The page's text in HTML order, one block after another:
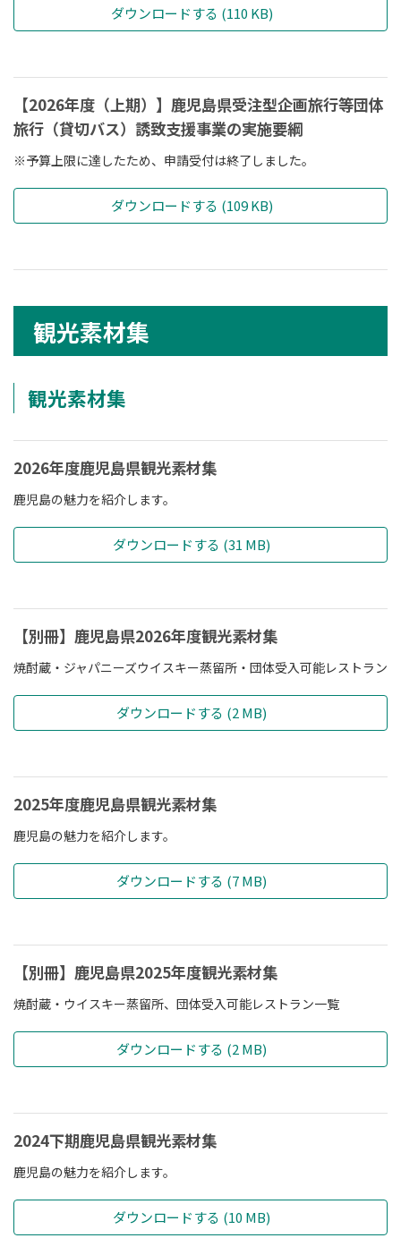
ダウンロードする (110 KB)
【2026年度（上期）】鹿児島県受注型企画旅行等団体
旅行（貸切バス）誘致支援事業の実施要綱
※予算上限に達したため、申請受付は終了しました。
ダウンロードする (109 KB)
観光素材集
観光素材集
2026年度鹿児島県観光素材集
鹿児島の魅力を紹介します。
ダウンロードする (31 MB)
【別冊】鹿児島県2026年度観光素材集
焼酎蔵・ジャパニーズウイスキー蒸留所・団体受入可能レストラン
ダウンロードする (2 MB)
2025年度鹿児島県観光素材集
鹿児島の魅力を紹介します。
ダウンロードする (7 MB)
【別冊】鹿児島県2025年度観光素材集
焼酎蔵・ウイスキー蒸留所、団体受入可能レストラン一覧
ダウンロードする (2 MB)
2024下期鹿児島県観光素材集
鹿児島の魅力を紹介します。
ダウンロードする (10 MB)